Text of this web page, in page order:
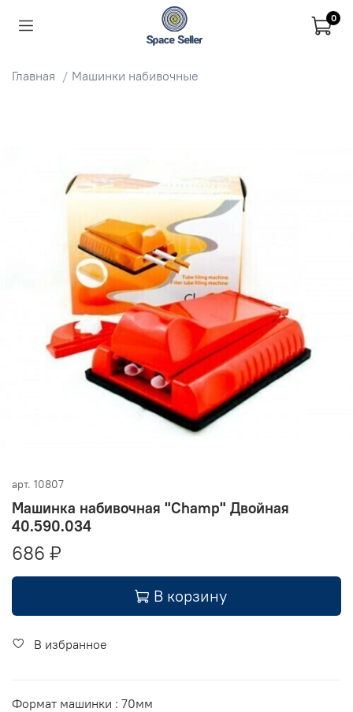
0
Главная Машинки набивочные
арт. 10807
Машинка набивочная "Champ" Двойная
40.590.034
686 ₽
В корзину
В избранное
Формат машинки : 70мм